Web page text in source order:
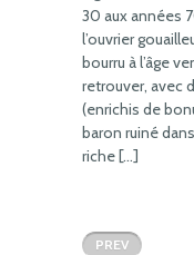
30 aux années
l’ouvrier
bourru à l’âge
retrouver, avec
(enrichis de
baron ruiné
riche […]
PREV